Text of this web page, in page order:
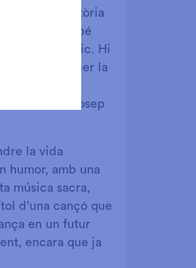
de la història
però també
oferir al públic. Hi
pot veure per la
Guinovart i Josep
la vida
humor, amb una
música sacra,
d’una cançó que
en un futur
encara que ja